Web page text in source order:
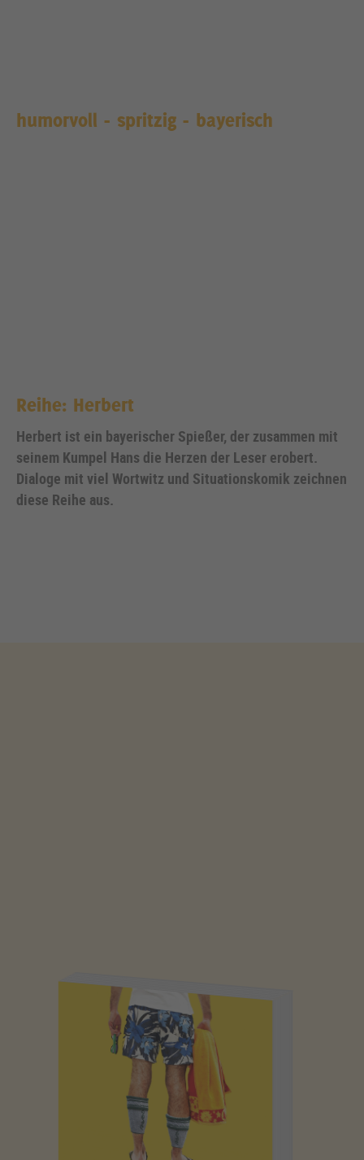
humorvoll - spritzig - bayerisch
Reihe: Herbert
Herbert ist ein bayerischer Spießer, der zusammen mit
seinem Kumpel Hans die Herzen der Leser erobert.
Dialoge mit viel Wortwitz und Situationskomik zeichnen
diese Reihe aus.